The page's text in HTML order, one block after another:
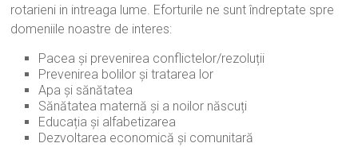
rotarieni in intreaga lume. Eforturile ne sunt îndreptate spre
domeniile noastre de interes:
Pacea și prevenirea conflictelor/rezoluții
Prevenirea bolilor şi tratarea lor
Apa şi sănătatea
Sănătatea maternă şi a noilor născuți
Educația şi alfabetizarea
Dezvoltarea economică și comunitară